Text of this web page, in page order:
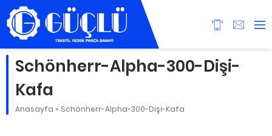
Schönherr-Alpha-300-Dişi-
Kafa
Anasayfa » Schönherr-Alpha-300-Dişi-Kafa